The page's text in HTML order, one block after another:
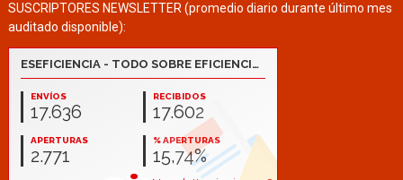
SUSCRIPTORES NEWSLETTER (promedio diario durante último mes
auditado disponible):